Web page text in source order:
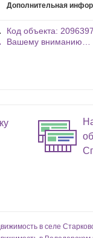
Дополнительная
Код объекта:
Вашему вниманию…
в селе